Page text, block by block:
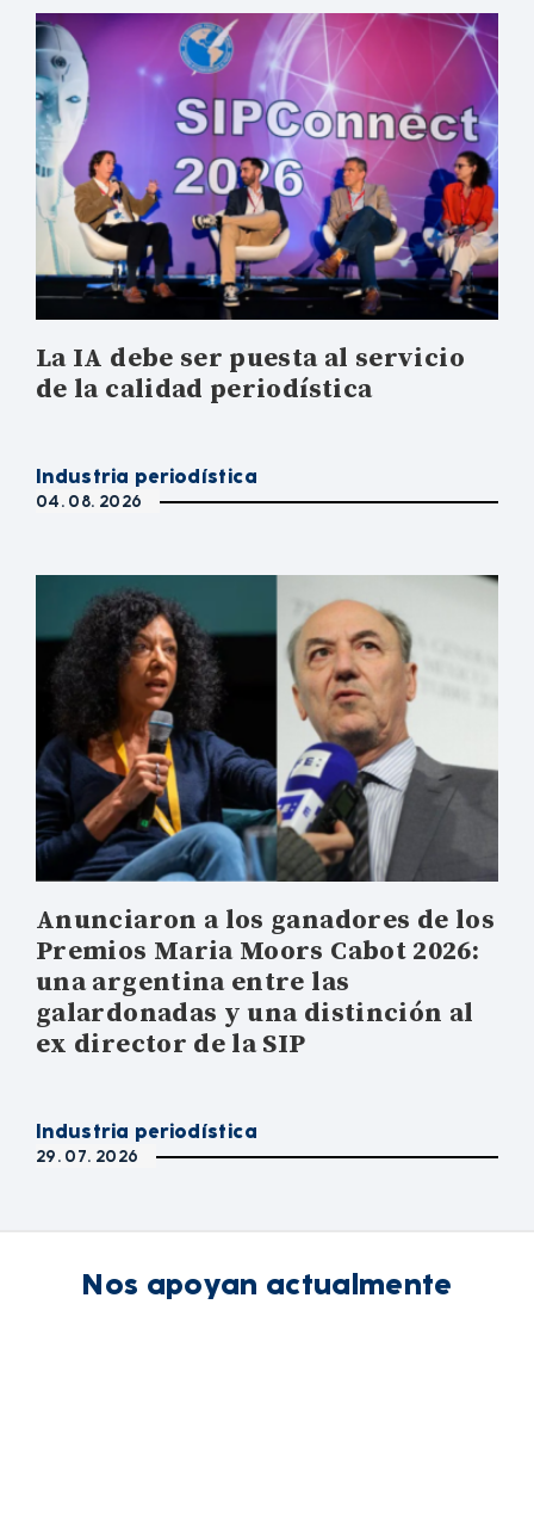
La IA debe ser puesta al servicio
de la calidad periodística
Industria periodística
04. 08. 2026
Anunciaron a los ganadores de los
Premios Maria Moors Cabot 2026:
una argentina entre las
galardonadas y una distinción al
ex director de la SIP
Industria periodística
29. 07. 2026
Nos apoyan actualmente